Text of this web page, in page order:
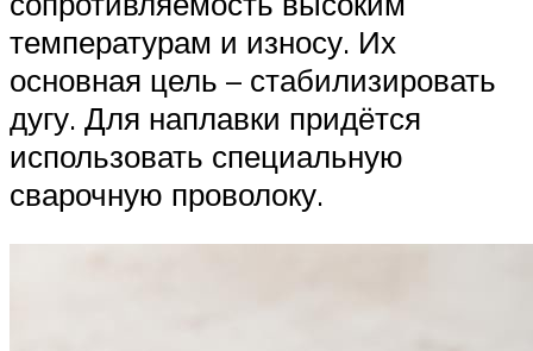
температурам и износу. Их
основная цель – стабилизировать
дугу. Для наплавки придётся
использовать специальную
сварочную проволоку.